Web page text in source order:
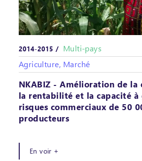
2014-2015 / Multi-pays
Agriculture, Marché
NKABIZ - Amélioration de
la rentabilité et la capacité à
risques commerciaux de 50
producteurs
En voir +